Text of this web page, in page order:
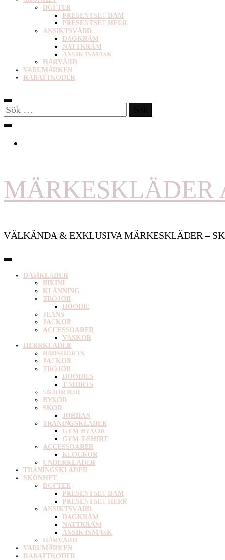
DOFTER
PRESENTSET DAM
PRESENTSET HERR
ANSIKTSVÅRD
DAGKRÄM
NATTKRÄM
ANSIKTSMASK
HÅRVÅRD
VARUMÄRKEN
RABATTKODER
Sök
efter:
MÄRKESKLÄDER
VÄLKÄNDA & EXKLUSIVA MÄRKESKLÄDER –
DAMKLÄDER
BIKINI
KLÄNNING
TRÖJOR
HOODIE
JEANS
JACKOR
ACCESSOARER
VÄSKOR
HERRKLÄDER
BADSHORTS
JACKOR
TRÖJOR
HOODIES
T-SHIRTS
SKJORTOR
BYXOR
SKOR
JORDAN
TRÄNINGSKLÄDER
GYM BYXOR
GYM T-SHIRT
ACCESSOARER
KLOCKOR
UNDERKLÄDER
TRÄNINGSKLÄDER
SKÖNHET
DOFTER
PRESENTSET DAM
PRESENTSET HERR
ANSIKTSVÅRD
DAGKRÄM
NATTKRÄM
ANSIKTSMASK
HÅRVÅRD
VARUMÄRKEN
RABATTKODER